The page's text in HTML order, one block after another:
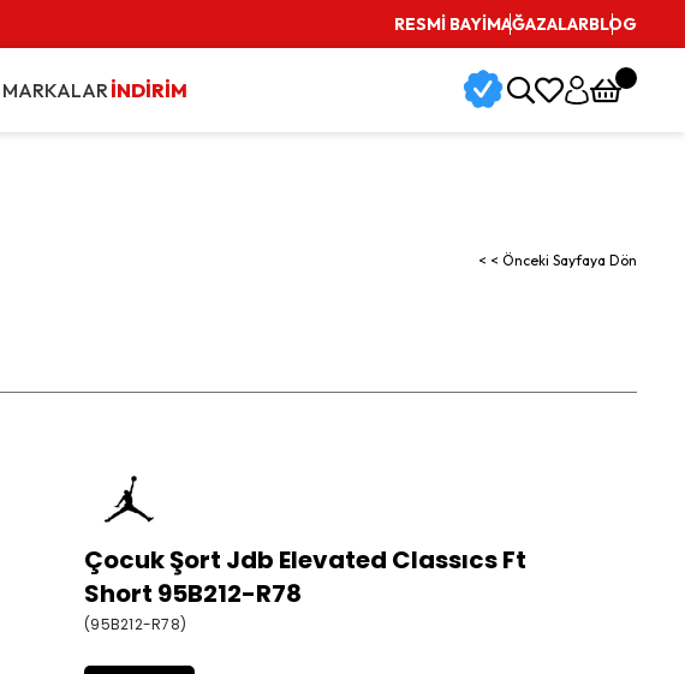
Vade Farksız 3 Taksit İmkanı
RESMİ BAYİMAĞAZALARBLOG
MARKALARİNDİRİM
< < Önceki Sayfaya Dön
Çocuk Şort Jdb Elevated Classıcs Ft
Short 95B212-R78
(95B212-R78)